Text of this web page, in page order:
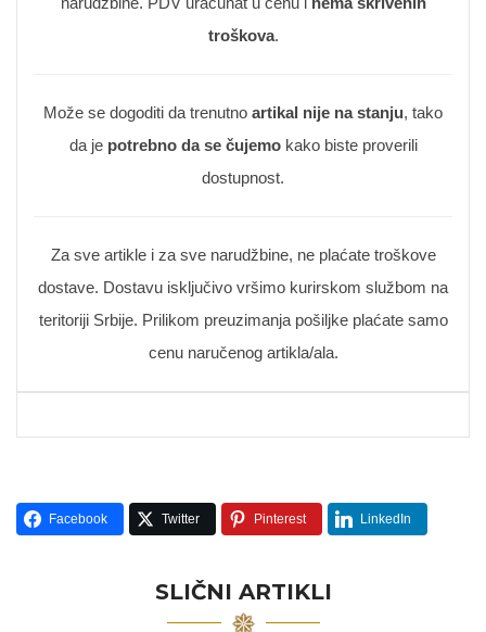
troškova.
Može se dogoditi da trenutno artikal nije na stanju, tako
da je potrebno da se čujemokako biste proverili
dostupnost.
Za sve artikle i za sve narudžbine, ne plaćate troškove
dostave. Dostavu isključivo vršimo kurirskom službom na
teritoriji Srbije. Prilikom preuzimanja pošiljke plaćate samo
cenu naručenog artikla/ala.
Facebook Twitter Pinterest LinkedIn
SLIČNI ARTIKLI